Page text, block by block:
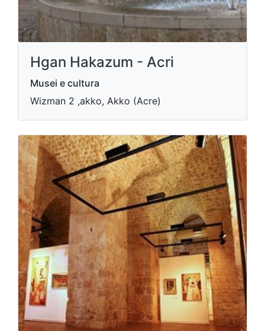
Hgan Hakazum - Acri
Musei e cultura
Wizman 2 ,akko, Akko (Acre)